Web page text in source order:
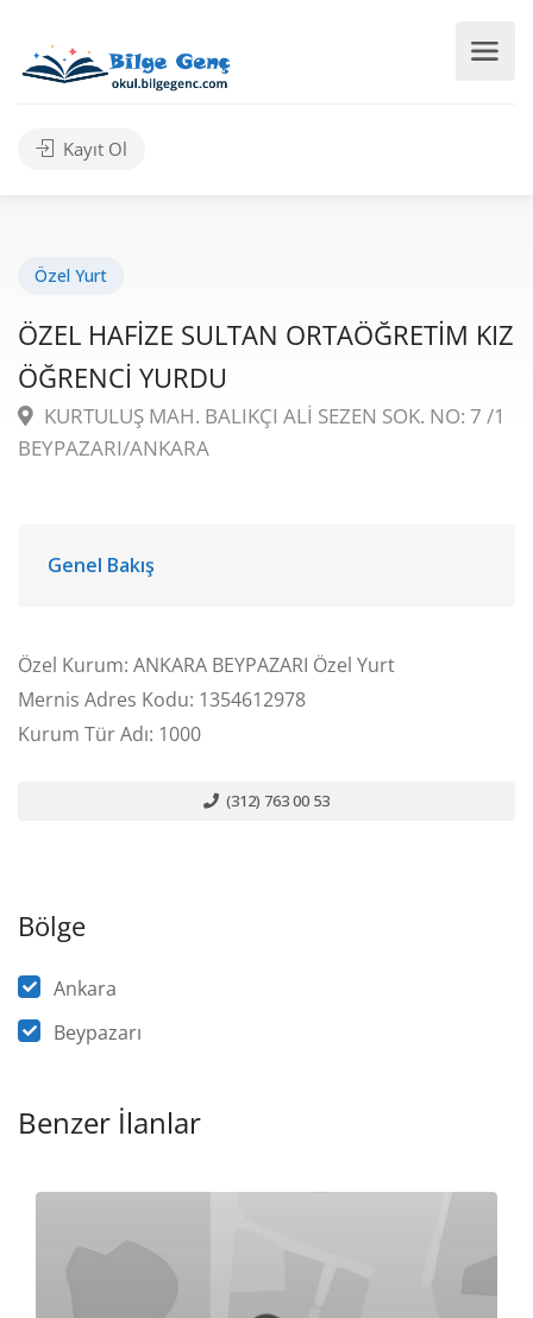
Kayıt Ol
Özel Yurt
ÖZEL HAFİZE SULTAN ORTAÖĞRETİM KIZ
ÖĞRENCİ YURDU
KURTULUŞ MAH. BALIKÇI ALİ SEZEN SOK. NO: 7 /1
BEYPAZARI/ANKARA
Genel Bakış
Özel Kurum: ANKARA BEYPAZARI Özel Yurt
Mernis Adres Kodu: 1354612978
Kurum Tür Adı: 1000
(312) 763 00 53
Bölge
Ankara
Beypazarı
Benzer İlanlar